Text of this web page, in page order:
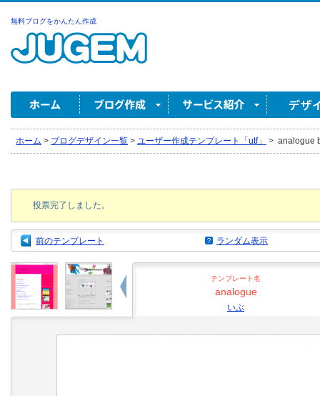
無料ブログをかんたん作成
ホーム > ブログデザイン一覧 > ユーザー作成テンプレート「utf」 > analogue
投票完了しました。
前のテンプレート ランダム表示
テンプレート名
analogue
いぶ